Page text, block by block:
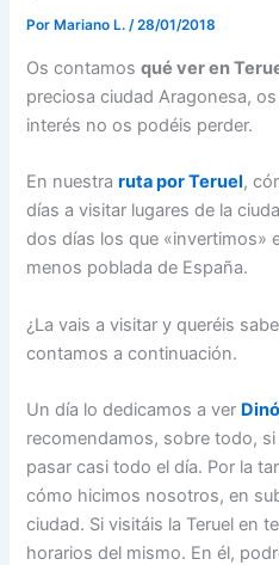
Por Mariano L./28/01/2018
Os contamosqué ver en
preciosa ciudad Aragonesa,
interés no os podéis perder.
En nuestraruta por Teruel,
días a visitar lugares de la
dos días los que «invertimos»
menos poblada de España.
¿La vais a visitar y queréis
contamos a continuación.
Un día lo dedicamos a ver
recomendamos, sobre todo,
pasar casi todo el día. Por la
cómo hicimos nosotros, en
ciudad. Si visitáis la Teruel en
horarios del mismo. En él,